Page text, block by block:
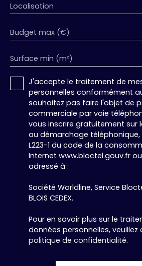
Association MEDIMMOCONSO 1
Mesemena - Bât A CS25222
Localisation
Budget max (€)
Surface min (m²)
J'accepte le traitement de
personnelles conformément au
souhaitez pas faire l'objet de
commerciale par voie
vous inscrire gratuitement sur
au démarchage téléphonique,
L223-1 du code de la
Internet www.bloctel.gouv.fr
adressé à :
Société Worldline, Service Bloctel,
BLOIS CEDEX.
Pour en savoir plus sur le
données personnelles,
politique de confidentialité.